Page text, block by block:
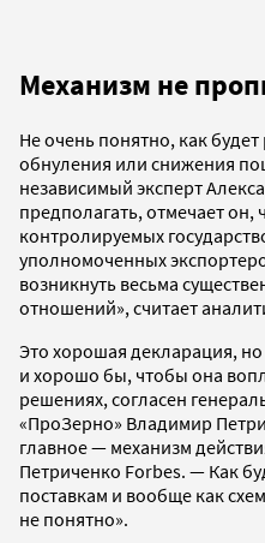
Механизм не
Не очень понятно, как
обнуления или снижения
независимый эксперт
предполагать, отмечает он,
контролируемых
уполномоченных
возникнуть весьма
отношений», считает
Это хорошая декларация,
и хорошо бы, чтобы она
решениях, согласен
«ПроЗерно» Владимир
главное — механизм
Петриченко Forbes. — Как
поставкам и вообще как
не понятно».